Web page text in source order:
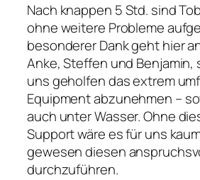
Nach knappen 5 Std. sind
ohne weitere Probleme
besonderer Dank geht hier
Anke, Steffen und Benjamin,
uns geholfen das extrem
Equipment abzunehmen –
auch unter Wasser. Ohne
Support wäre es für uns
gewesen diesen
durchzuführen.